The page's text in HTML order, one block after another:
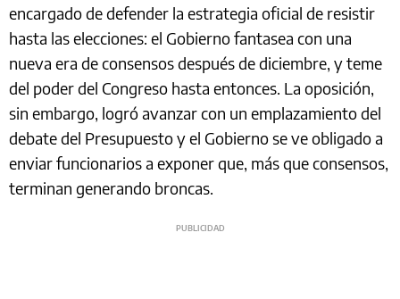
encargado de defender la estrategia oficial de resistir
hasta las elecciones: el Gobierno fantasea con una
nueva era de consensos después de diciembre, y teme
del poder del Congreso hasta entonces. La oposición,
sin embargo, logró avanzar con un emplazamiento del
debate del Presupuesto y el Gobierno se ve obligado a
enviar funcionarios a exponer que, más que consensos,
terminan generando broncas.